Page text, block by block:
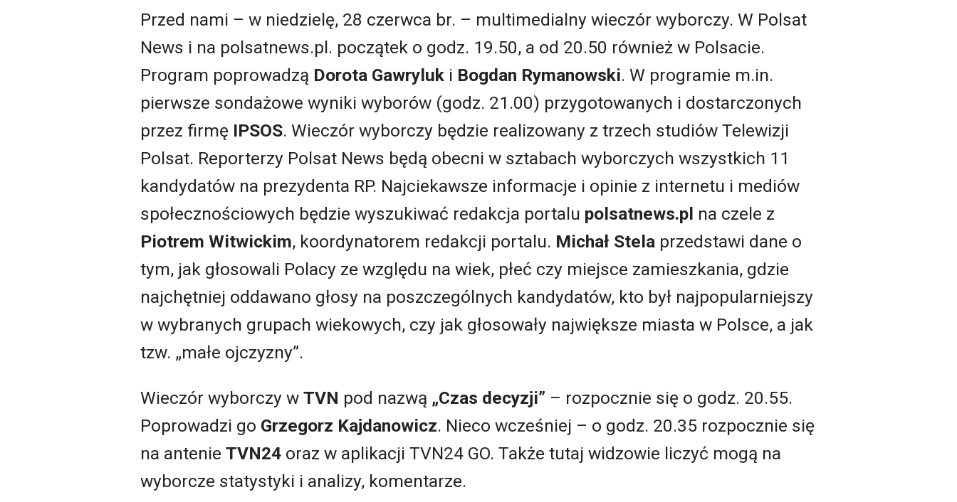
Przed nami – w niedzielę, 28 czerwca br. – multimedialny wieczór wyborczy. W Polsat
News i na polsatnews.pl. początek o godz. 19.50, a od 20.50 również w Polsacie.
Program poprowadzą Dorota Gawryluk i Bogdan Rymanowski. W programie m.in.
pierwsze sondażowe wyniki wyborów (godz. 21.00) przygotowanych i dostarczonych
przez firmę IPSOS. Wieczór wyborczy będzie realizowany z trzech studiów Telewizji
Polsat. Reporterzy Polsat News będą obecni w sztabach wyborczych wszystkich 11
kandydatów na prezydenta RP. Najciekawsze informacje i opinie z internetu i mediów
społecznościowych będzie wyszukiwać redakcja portalu polsatnews.pl na czele z
Piotrem Witwickim, koordynatorem redakcji portalu. Michał Stela przedstawi dane o
tym, jak głosowali Polacy ze względu na wiek, płeć czy miejsce zamieszkania, gdzie
najchętniej oddawano głosy na poszczególnych kandydatów, kto był najpopularniejszy
w wybranych grupach wiekowych, czy jak głosowały największe miasta w Polsce, a jak
tzw. „małe ojczyzny”.
Wieczór wyborczy w TVN pod nazwą „Czas decyzji” – rozpocznie się o godz. 20.55.
Poprowadzi go Grzegorz Kajdanowicz. Nieco wcześniej – o godz. 20.35 rozpocznie się
na antenie TVN24 oraz w aplikacji TVN24 GO. Także tutaj widzowie liczyć mogą na
wyborcze statystyki i analizy, komentarze.